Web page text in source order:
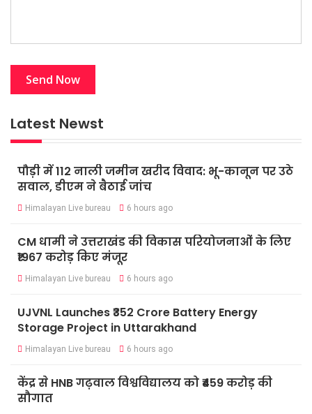
Latest Newst
पौड़ी में 112 नाली जमीन खरीद विवाद: भू-कानून पर उठे
सवाल, डीएम ने बैठाई जांच
Himalayan Live bureau 6 hours ago
CM धामी ने उत्तराखंड की विकास परियोजनाओं के लिए
₹1967 करोड़ किए मंजूर
Himalayan Live bureau 6 hours ago
UJVNL Launches ₹352 Crore Battery Energy
Storage Project in Uttarakhand
Himalayan Live bureau 6 hours ago
केंद्र से HNB गढ़वाल विश्वविद्यालय को ₹459 करोड़ की
सौगात